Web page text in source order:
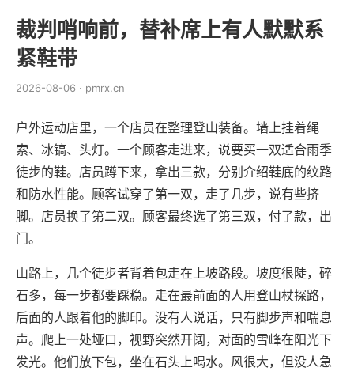
裁判哨响前，替补席上有人默默系
紧鞋带
2026-08-06 · pmrx.cn
户外运动店里，一个店员在整理登山装备。墙上挂着绳
索、冰镐、头灯。一个顾客走进来，说要买一双适合雨季
徒步的鞋。店员蹲下来，拿出三款，分别介绍鞋底的纹路
和防水性能。顾客试穿了第一双，走了几步，说有些挤
脚。店员换了第二双。顾客最终选了第三双，付了款，出
门。
山路上，几个徒步者背着包走在上坡路段。坡度很陡，碎
石多，每一步都要踩稳。走在最前面的人用登山杖探路，
后面的人跟着他的脚印。没有人说话，只有脚步声和喘息
声。爬上一处垭口，视野突然开阔，对面的雪峰在阳光下
发光。他们放下包，坐在石头上喝水。风很大，但没人急